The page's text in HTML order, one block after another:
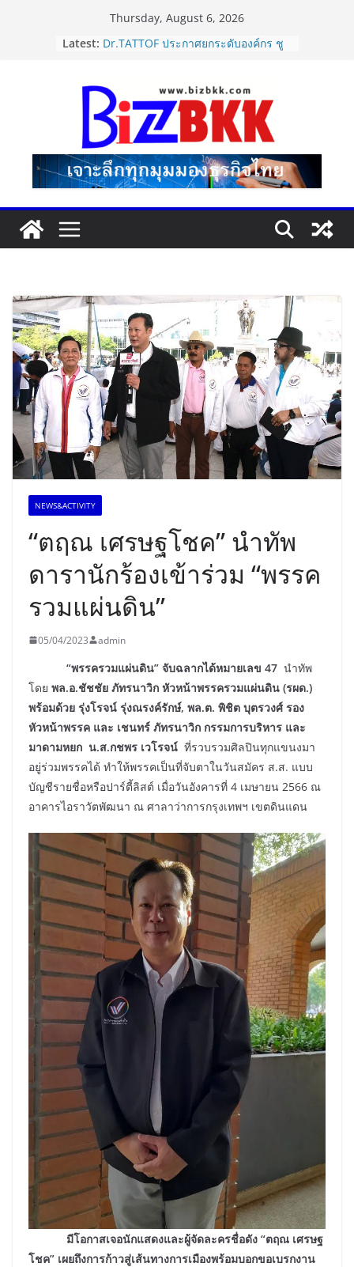
Thursday, August 6, 2026
Latest: Dr.TATTOF ประกาศยกระดับองค์กร ชู
ปฏิรูปภาษีบุหรี่ต้องถึงจุดเปลี่ยน สมาคม
การค้ายาสูบไทย หนุนโครงสร้างอัตรา
เดียว ลดบิดเบือนตลาด เพิ่ม
ประสิทธิภาพจัดเก็บรายได้
แฟลช เอ็กซ์เพรส เปิดตัว “Flash Care
Plus”ยกระดับความอุ่นใจในการจัดส่ง
คุ้มครองสูงสุด 50,000 บาท ตอบโจทย์
ไซลุน ไทยแลนด์ ชูนวัตกรรมยาง EV นำ
Xiaomi SU7 Ultra และ VOGUE Tire
จัดแสดงในงาน IMPACT SPEED FEST
รอยัล” หลังสร้างชื่อเสียงประเทศไทยบน
เวที America’s Got Talent พร้อมส่ง
กำลังใจสู่รอบต่อไป
NEWS&ACTIVITY
“ตฤณ เศรษฐโชค” นำทัพ
ดารานักร้องเข้าร่วม “พรรค
รวมแผ่นดิน”
05/04/2023 admin
“พรรครวมแผ่นดิน” จับฉลากได้หมายเลข 47 นำทัพ
โดย พล.อ.ชัชชัย ภัทรนาวิก หัวหน้าพรรครวมแผ่นดิน (รผด.)
พร้อมด้วย รุ่งโรจน์ รุ่งณรงค์รักษ์, พล.ต. พิชิต บุตรวงศ์ รอง
หัวหน้าพรรค และ เชนทร์ ภัทรนาวิก กรรมการบริหาร และ
มาดามหยก น.ส.กชพร เวโรจน์ ที่รวบรวมศิลปินทุกแขนงมา
อยู่ร่วมพรรคได้ ทำให้พรรคเป็นที่จับตาในวันสมัคร ส.ส. แบบ
บัญชีรายชื่อหรือปาร์ตี้ลิสต์ เมื่อวันอังคารที่ 4 เมษายน 2566 ณ
อาคารไอราวัตพัฒนา ณ ศาลาว่าการกรุงเทพฯ เขตดินแดน
มีโอกาสเจอนักแสดงและผู้จัดละครชื่อดัง “ตฤณ เศรษฐ
โชค” เผยถึงการก้าวสู่เส้นทางการเมืองพร้อมบอกขอเบรกงาน